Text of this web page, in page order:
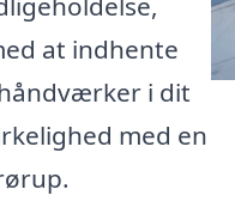
at indhente
i dit
med en